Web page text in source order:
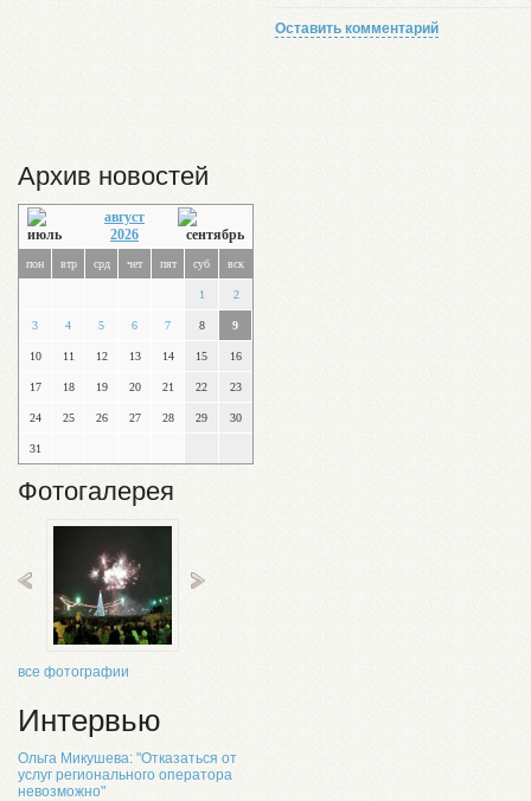
Архив новостей
август
2026
пон втр срд чет пят суб вск
1 2
3 4 5 6 7 8 9
10 11 12 13 14 15 16
17 18 19 20 21 22 23
24 25 26 27 28 29 30
31
Фотогалерея
все фотографии
Интервью
Ольга Микушева: "Отказаться от
услуг регионального оператора
невозможно"
Оставить комментарий